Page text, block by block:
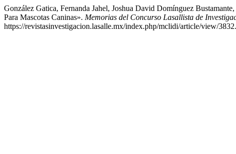
González Gatica, Fernanda Jahel, Joshua David Domínguez
Para Mascotas Caninas». Memorias del Concurso Lasallista de
https://revistasinvestigacion.lasalle.mx/index.php/mclidi/article/view/3832.